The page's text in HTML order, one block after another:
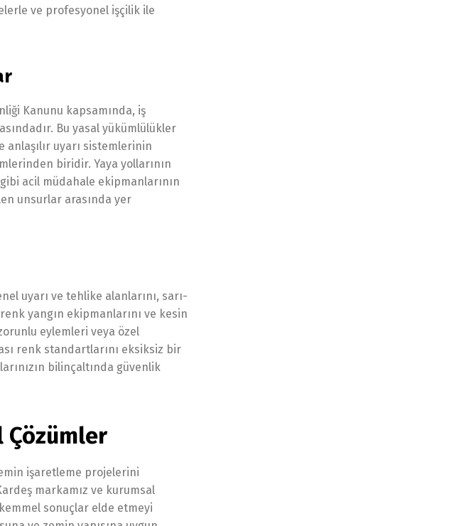
ve profesyonel işçilik ile
Kanunu kapsamında, iş
Bu yasal yükümlülükler
uyarı sistemlerinin
biridir. Yaya yollarının
acil müdahale ekipmanlarının
unsurlar arasında yer
uyarı ve tehlike alanlarını, sarı-
yangın ekipmanlarını ve kesin
eylemleri veya özel
renk standartlarını eksiksiz bir
bilinçaltında güvenlik
Çözümler
işaretleme projelerini
markamız ve kurumsal
sonuçlar elde etmeyi